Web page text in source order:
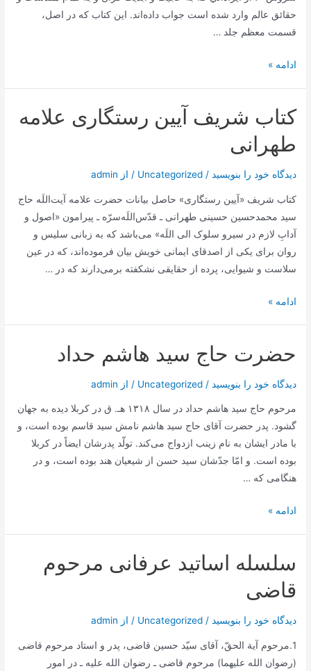
حقائق‌ عالم‌ وارد شده‌ است‌ جواب‌ داده‌اند. اين‌ كتاب‌ كه‌ در اصل‌،
قسمت‌ معظم‌ جلد …
کتاب
مقاله
بسط
و
قبض
شریعت
دکتر
عبد
الکریم
سروش
ادامه »
کتاب شریف آیین رستگاری علامه
طهرانی
دیدگاه‌ خود را بنویسید /
Uncategorized / از admin
کتاب شریف «آیین رستگاری» حاصل بیانات حضرت علامه آیت‌اللَه حاج
سید محمدحسین حسینی طهرانی ـ قدّس‌اللَه‌سرّه‌ ـ پیرامون «اصول و
آدابِ لازم در سیرو سلوک الی اللَه» می‌باشد که به زبانی سلیس و
روان برای یکی از اصدقای ایمانی خویش بیان فرموده‌اند، که در عین
سلاست و شیوایی، پرده از حقایقی نشکفته برمی‌دارند که در …
کتاب
رستگاری
طهرانی
ادامه »
حضرت حاج سید هاشم حداد
دیدگاه‌ خود را بنویسید /
Uncategorized / از admin
مرحوم حاج سید هاشم حداد در سال ۱۳۱۸ هـ. ق در کربلا دیده به جهان
گشود. پدر حضرت آقاى حاج سید هاشم نامش سید قاسم بوده است، و
با مادر ایشان به نام زینب ازدواج می‌كند. تولّد پدرشان ایضاً در كربلا
بوده است. و امّا جدّشان سید حسن از شیعیان هند بوده است، و در
هنگامى كه …
حضرت
هاشم
حداد
ادامه »
سلسله اساتید عرفانی مرحوم
قاضی
دیدگاه‌ خود را بنویسید /
Uncategorized / از admin
1.مرحوم‌ آیة‌ الحقّ، آقای‌ سیّد حسین‌ قاضی‌، پدر و استاد مرحوم قاضی
(رضوان الله علیهما) مرحوم‌ قاضی‌ ـ رضوان الله علیه‌ ـ در امور